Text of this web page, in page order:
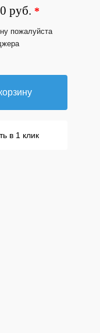
руб. *
пожалуйста
в 1 клик